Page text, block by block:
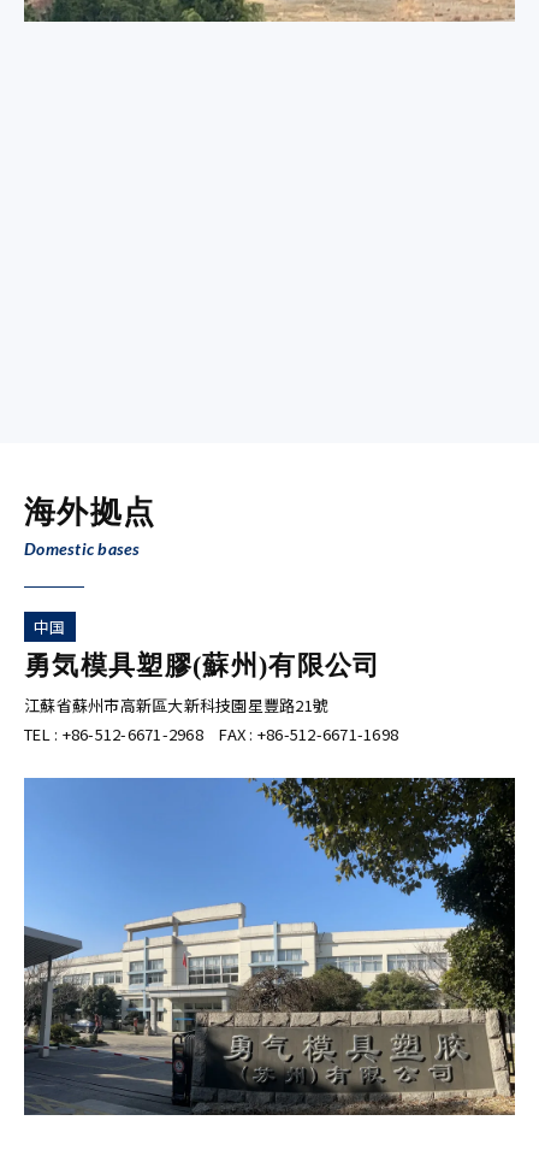
海外拠点
Domestic bases
中国
勇気模具塑膠(蘇州)有限公司
江蘇省蘇州市高新區大新科技園星豐路21號
TEL : +86-512-6671-2968 FAX : +86-512-6671-1698